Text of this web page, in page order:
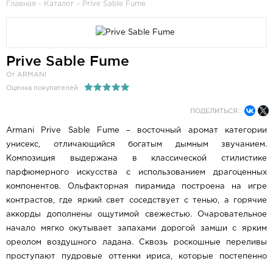
Главная - Каталог - Prive Sable Fume
Prive Sable Fume
От ARMANI
Оценка покупателей
ПОДЕЛИТЬСЯ:
Armani Prive Sable Fume – восточный аромат категории
унисекс, отличающийся богатым дымным звучанием.
Композиция выдержана в классической стилистике
парфюмерного искусства с использованием драгоценных
компонентов. Ольфакторная пирамида построена на игре
контрастов, где яркий свет соседствует с тенью, а горячие
аккорды дополнены ощутимой свежестью. Очаровательное
начало мягко окутывает запахами дорогой замши с ярким
ореолом воздушного ладана. Сквозь роскошные переливы
проступают пудровые оттенки ириса, которые постепенно